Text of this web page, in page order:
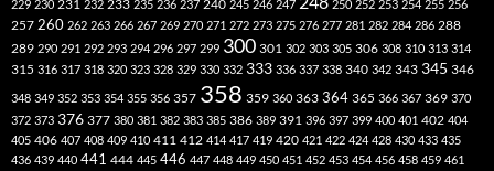
229 230 231 232 233 235 236 237 240 245 246 247 250 252 253 254 255 256
257 260 262 263 266 267 269 270 271 272 273 275 276 277 281 282 284 286 288
289 290 291 292 293 294 296 297 299 300 301 302 303 305 306 308 310 313 314
315 316 317 318 320 323 328 329 330 332 333 336 337 338 340 342 343 345 346
348 349 352 353 354 355 356 357 358 359 360 363 364 365 366 367 369 370
372 373 376 377 380 381 382 383 385 386 389 391 396 397 399 400 401 402 404
405 406 407 408 409 410 411 412 414 417 419 420 421 422 424 428 430 433 435
436 439 440 441 444 445 446 447 448 449 450 451 452 453 454 456 458 459 461